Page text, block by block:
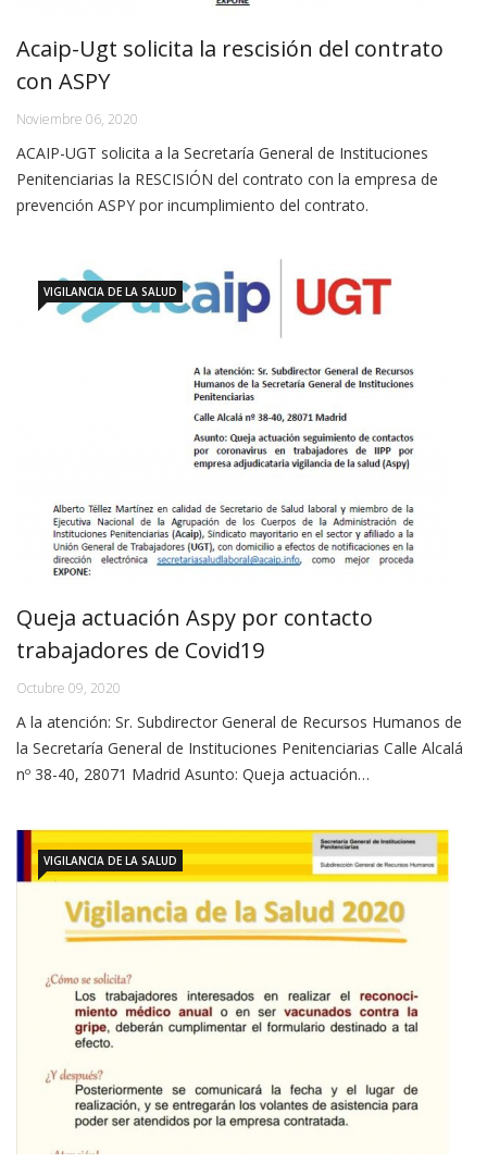
Acaip-Ugt solicita la rescisión del contrato
con ASPY
Noviembre 06, 2020
ACAIP-UGT solicita a la Secretaría General de Instituciones
Penitenciarias la RESCISIÓN del contrato con la empresa de
prevención ASPY por incumplimiento del contrato.
VIGILANCIA DE LA SALUD
Queja actuación Aspy por contacto
trabajadores de Covid19
Octubre 09, 2020
A la atención: Sr. Subdirector General de Recursos Humanos de
la Secretaría General de Instituciones Penitenciarias Calle Alcalá
nº 38-40, 28071 Madrid Asunto: Queja actuación…
VIGILANCIA DE LA SALUD